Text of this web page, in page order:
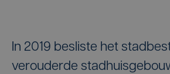
In 2019 besliste het
verouderde